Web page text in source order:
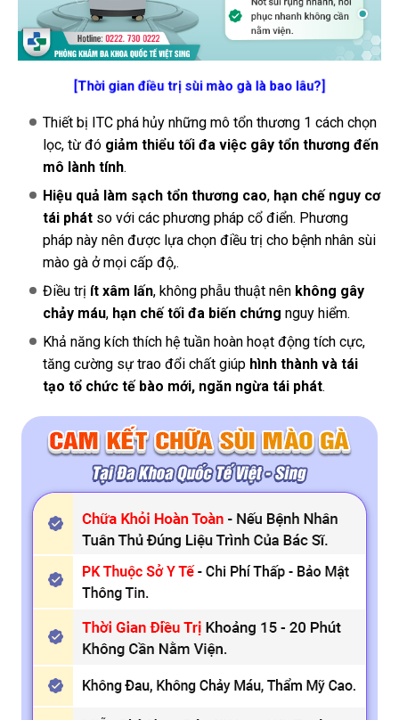
[Thời gian điều trị sùi mào gà là bao lâu?]
Thiết bị ITC phá hủy những mô tổn thương 1 cách chọn
lọc, từ đó giảm thiểu tối đa việc gây tổn thương đến
mô lành tính.
Hiệu quả làm sạch tổn thương cao, hạn chế nguy cơ
tái phát so với các phương pháp cổ điển. Phương
pháp này nên được lựa chọn điều trị cho bệnh nhân sùi
mào gà ở mọi cấp độ,.
Điều trị ít xâm lấn, không phẫu thuật nên không gây
chảy máu, hạn chế tối đa biến chứng nguy hiểm.
Khả năng kích thích hệ tuần hoàn hoạt động tích cực,
tăng cường sự trao đổi chất giúp hình thành và tái
tạo tổ chức tế bào mới, ngăn ngừa tái phát.